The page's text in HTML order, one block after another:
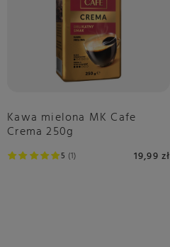
5 1
Kawa mielona MK Cafe
Crema 250g
19,99 zł